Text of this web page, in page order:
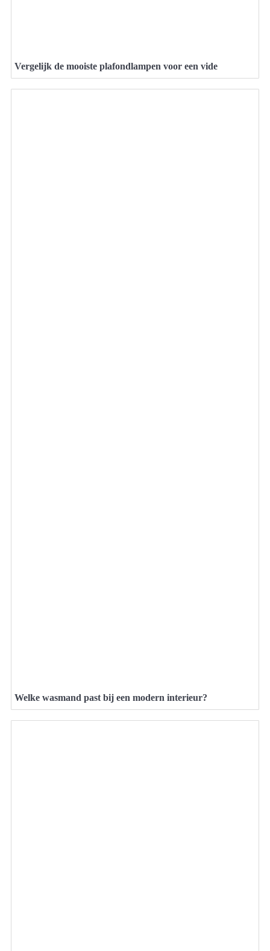
Vergelijk de mooiste plafondlampen voor een vide
Welke wasmand past bij een modern interieur?